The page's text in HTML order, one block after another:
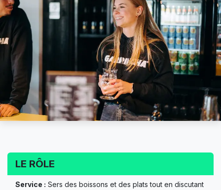
LE RÔLE
Service : Sers des boissons et des plats tout en discutant